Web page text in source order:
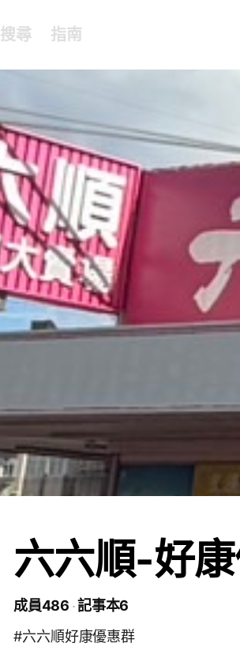
搜尋 指南
六六順-好
成員486 記事本6
#六六順好康優惠群